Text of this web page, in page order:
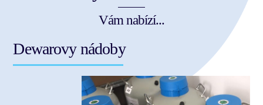
Vám nabízí...
Dewarovy nádoby